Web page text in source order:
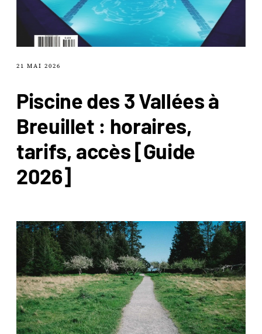
21 MAI 2026
Piscine des 3 Vallées à
Breuillet : horaires,
tarifs, accès [Guide
2026]